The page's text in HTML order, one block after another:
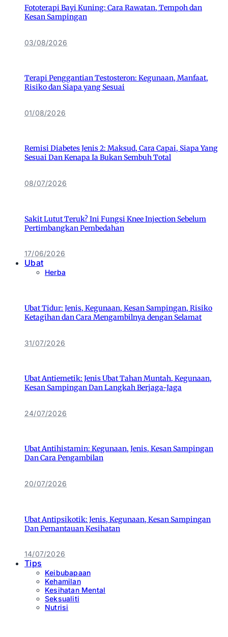
Fototerapi Bayi Kuning: Cara Rawatan, Tempoh dan
Kesan Sampingan
03/08/2026
Terapi Penggantian Testosteron: Kegunaan, Manfaat,
Risiko dan Siapa yang Sesuai
01/08/2026
Remisi Diabetes Jenis 2: Maksud, Cara Capai, Siapa Yang
Sesuai Dan Kenapa Ia Bukan Sembuh Total
08/07/2026
Sakit Lutut Teruk? Ini Fungsi Knee Injection Sebelum
Pertimbangkan Pembedahan
17/06/2026
Ubat
Herba
Ubat Tidur: Jenis, Kegunaan, Kesan Sampingan, Risiko
Ketagihan dan Cara Mengambilnya dengan Selamat
31/07/2026
Ubat Antiemetik: Jenis Ubat Tahan Muntah, Kegunaan,
Kesan Sampingan Dan Langkah Berjaga-Jaga
24/07/2026
Ubat Antihistamin: Kegunaan, Jenis, Kesan Sampingan
Dan Cara Pengambilan
20/07/2026
Ubat Antipsikotik: Jenis, Kegunaan, Kesan Sampingan
Dan Pemantauan Kesihatan
14/07/2026
Tips
Keibubapaan
Kehamilan
Kesihatan Mental
Seksualiti
Nutrisi